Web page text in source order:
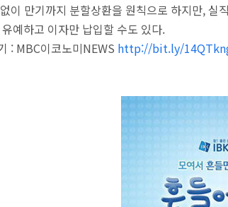
이 만기까지 분할상환을 원칙으로 하지만,
예하고 이자만 납입할 수도 있다.
: MBC이코노미NEWS http://bit.ly/